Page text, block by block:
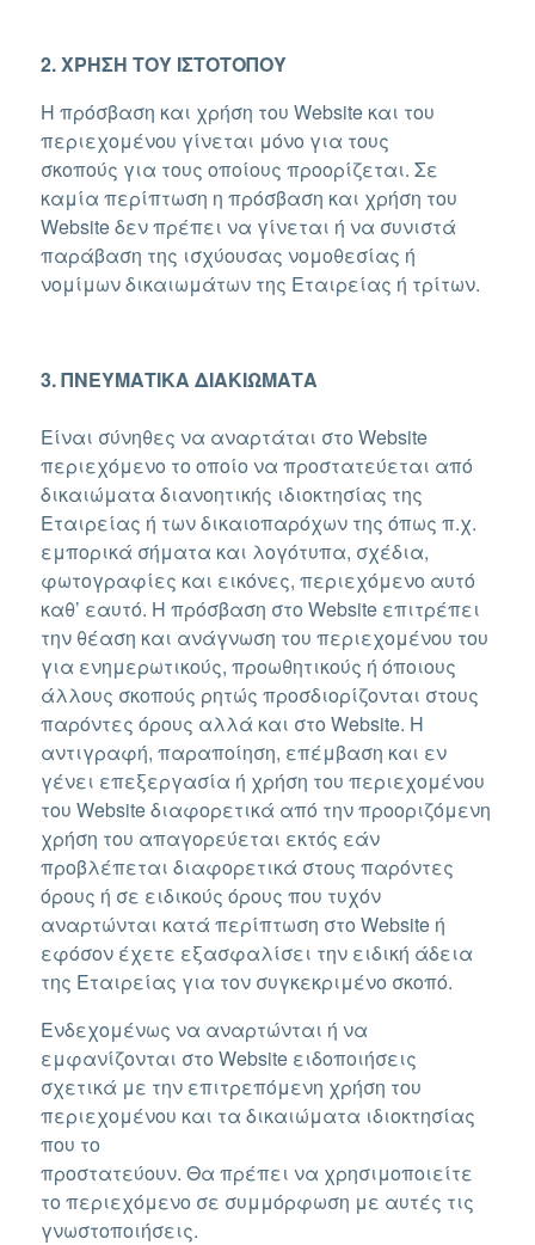
2. ΧΡΗΣΗ ΤΟΥ ΙΣΤΟΤΟΠΟΥ
Η πρόσβαση και χρήση του Website και του
περιεχομένου γίνεται μόνο για τους
σκοπούς για τους οποίους προορίζεται. Σε
καμία περίπτωση η πρόσβαση και χρήση του
Website δεν πρέπει να γίνεται ή να συνιστά
παράβαση της ισχύουσας νομοθεσίας ή
νομίμων δικαιωμάτων της Εταιρείας ή τρίτων.
3. ΠΝΕΥΜΑΤΙΚΑ ΔΙΑΚΙΩΜΑΤΑ
Είναι σύνηθες να αναρτάται στο Website
περιεχόμενο το οποίο να προστατεύεται από
δικαιώματα διανοητικής ιδιοκτησίας της
Εταιρείας ή των δικαιοπαρόχων της όπως π.χ.
εμπορικά σήματα και λογότυπα, σχέδια,
φωτογραφίες και εικόνες, περιεχόμενο αυτό
καθ’ εαυτό. Η πρόσβαση στο Website επιτρέπει
την θέαση και ανάγνωση του περιεχομένου του
για ενημερωτικούς, προωθητικούς ή όποιους
άλλους σκοπούς ρητώς προσδιορίζονται στους
παρόντες όρους αλλά και στο Website. Η
αντιγραφή, παραποίηση, επέμβαση και εν
γένει επεξεργασία ή χρήση του περιεχομένου
του Website διαφορετικά από την προοριζόμενη
χρήση του απαγορεύεται εκτός εάν
προβλέπεται διαφορετικά στους παρόντες
όρους ή σε ειδικούς όρους που τυχόν
αναρτώνται κατά περίπτωση στο Website ή
εφόσον έχετε εξασφαλίσει την ειδική άδεια
της Εταιρείας για τον συγκεκριμένο σκοπό.
Ενδεχομένως να αναρτώνται ή να
εμφανίζονται στο Website ειδοποιήσεις
σχετικά με την επιτρεπόμενη χρήση του
περιεχομένου και τα δικαιώματα ιδιοκτησίας
που το
προστατεύουν. Θα πρέπει να χρησιμοποιείτε
το περιεχόμενο σε συμμόρφωση με αυτές τις
γνωστοποιήσεις.